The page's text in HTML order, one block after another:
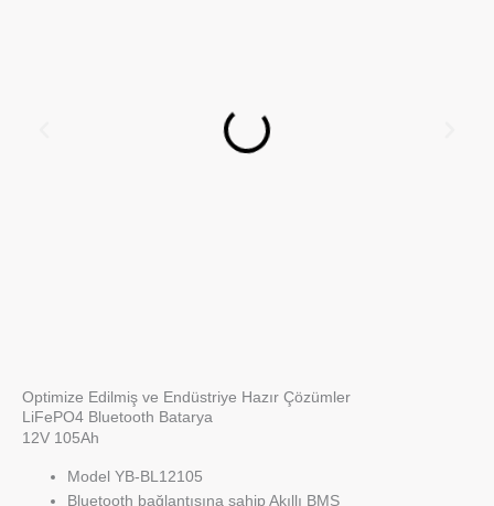
Optimize Edilmiş ve Endüstriye Hazır Çözümler
LiFePO4 Bluetooth Batarya
12V 105Ah
Model YB-BL12105
Bluetooth bağlantısına sahip Akıllı BMS